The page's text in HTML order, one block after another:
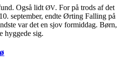
Også lidt ØV. For på trods af det
sep­tem­ber, end­te Ørting Fal­ling på
var det en sjov for­mid­dag. Børn,
hyg­ge­de sig.